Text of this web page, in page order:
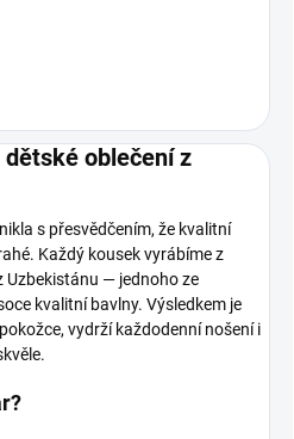
oblečení z
s přesvědčením, že kvalitní
Každý kousek vyrábíme z
Uzbekistánu — jednoho ze
kvalitní bavlny. Výsledkem je
vydrží každodenní nošení i